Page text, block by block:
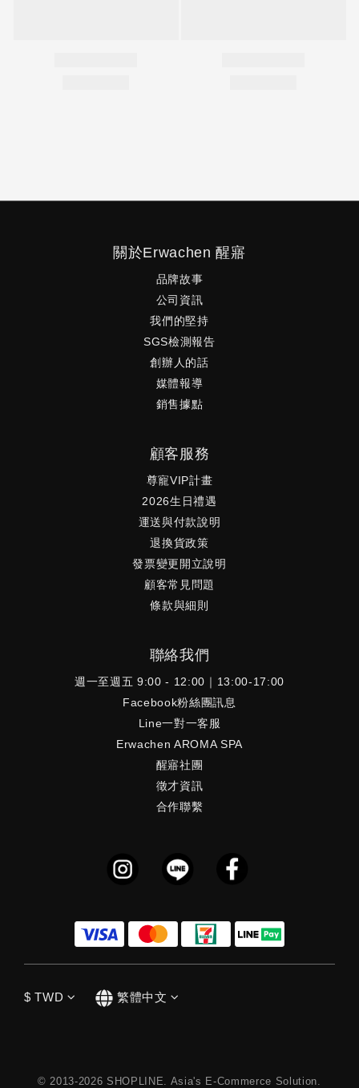
關於Erwachen 醒寤
品牌故事
公司資訊
我們的堅持
SGS檢測報告
創辦人的話
媒體報導
銷售據點
顧客服務
尊寵VIP計畫
2026生日禮遇
運送與付款說明
退換貨政策
發票變更開立說明
顧客常見問題
條款與細則
聯絡我們
週一至週五 9:00 - 12:00｜13:00-17:00
Facebook粉絲團訊息
Line一對一客服
Erwachen AROMA SPA
醒寤社團
徵才資訊
合作聯繫
$ TWD 繁體中文
© 2013-2026 SHOPLINE. Asia's E-Commerce Solution.